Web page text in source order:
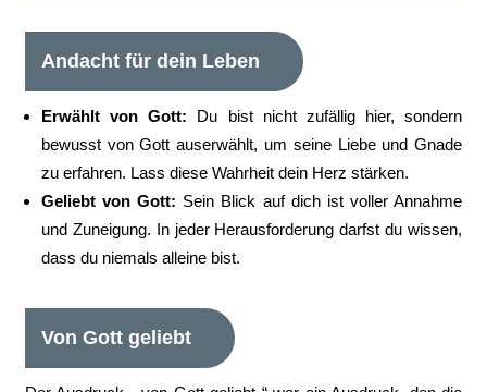
Andacht für dein Leben
Erwählt von Gott: Du bist nicht zufällig hier, sondern
bewusst von Gott auserwählt, um seine Liebe und Gnade
zu erfahren. Lass diese Wahrheit dein Herz stärken.
Geliebt von Gott: Sein Blick auf dich ist voller Annahme
und Zuneigung. In jeder Herausforderung darfst du wissen,
dass du niemals alleine bist.
Von Gott geliebt